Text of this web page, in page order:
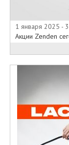
1 января 2025 -
Акции Zenden